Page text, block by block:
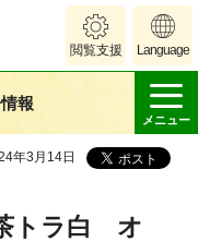
閲覧支援 Language
報
メニュー
年3月14日
トラ白 オ